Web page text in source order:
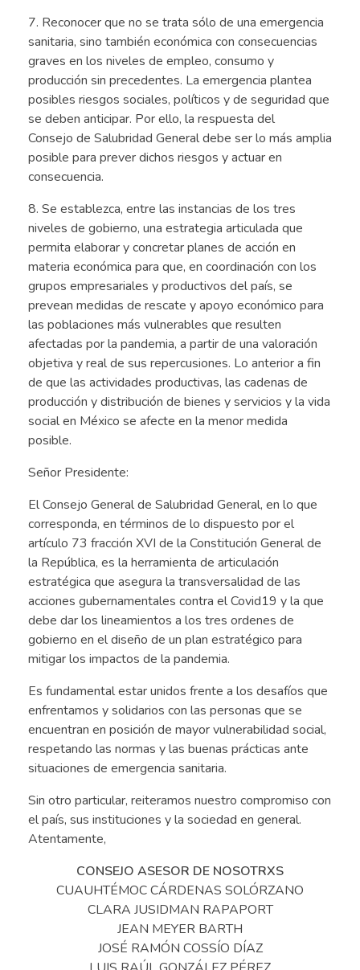
7. Reconocer que no se trata sólo de una emergencia
sanitaria, sino también económica con consecuencias
graves en los niveles de empleo, consumo y
producción sin precedentes. La emergencia plantea
posibles riesgos sociales, políticos y de seguridad que
se deben anticipar. Por ello, la respuesta del
Consejo de Salubridad General debe ser lo más amplia
posible para prever dichos riesgos y actuar en
consecuencia.
8. Se establezca, entre las instancias de los tres
niveles de gobierno, una estrategia articulada que
permita elaborar y concretar planes de acción en
materia económica para que, en coordinación con los
grupos empresariales y productivos del país, se
prevean medidas de rescate y apoyo económico para
las poblaciones más vulnerables que resulten
afectadas por la pandemia, a partir de una valoración
objetiva y real de sus repercusiones. Lo anterior a fin
de que las actividades productivas, las cadenas de
producción y distribución de bienes y servicios y la vida
social en México se afecte en la menor medida
posible.
Señor Presidente:
El Consejo General de Salubridad General, en lo que
corresponda, en términos de lo dispuesto por el
artículo 73 fracción XVI de la Constitución General de
la República, es la herramienta de articulación
estratégica que asegura la transversalidad de las
acciones gubernamentales contra el Covid19 y la que
debe dar los lineamientos a los tres ordenes de
gobierno en el diseño de un plan estratégico para
mitigar los impactos de la pandemia.
Es fundamental estar unidos frente a los desafíos que
enfrentamos y solidarios con las personas que se
encuentran en posición de mayor vulnerabilidad social,
respetando las normas y las buenas prácticas ante
situaciones de emergencia sanitaria.
Sin otro particular, reiteramos nuestro compromiso con
el país, sus instituciones y la sociedad en general.
Atentamente,
CONSEJO ASESOR DE NOSOTRXS
CUAUHTÉMOC CÁRDENAS SOLÓRZANO
CLARA JUSIDMAN RAPAPORT
JEAN MEYER BARTH
JOSÉ RAMÓN COSSÍO DÍAZ